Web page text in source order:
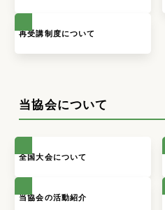
再受講制度について
当協会について
全国大会について
当協会の活動紹介